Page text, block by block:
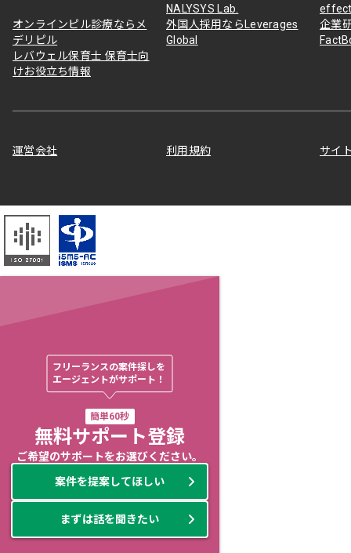
NALYSYS Lab.
オンラインピル診療ならメ
デリピル
外国人採用ならLeverages
Global
企業
レバウェル保育士 保育士向
けお役立ち情報
運営会社 利用規約 サイ
フリーランスの案件探しを
エージェントがサポート！
簡単60秒
無料サポート登録
ご希望のサポートをお選びください。
案件を提案してほしい
まずは話を聞きたい